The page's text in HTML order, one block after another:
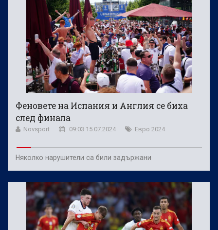
Феновете на Испания и Англия се биха
след финала
Novsport 09:03 15.07.2024 Евро 2024
Няколко нарушители са били задържани